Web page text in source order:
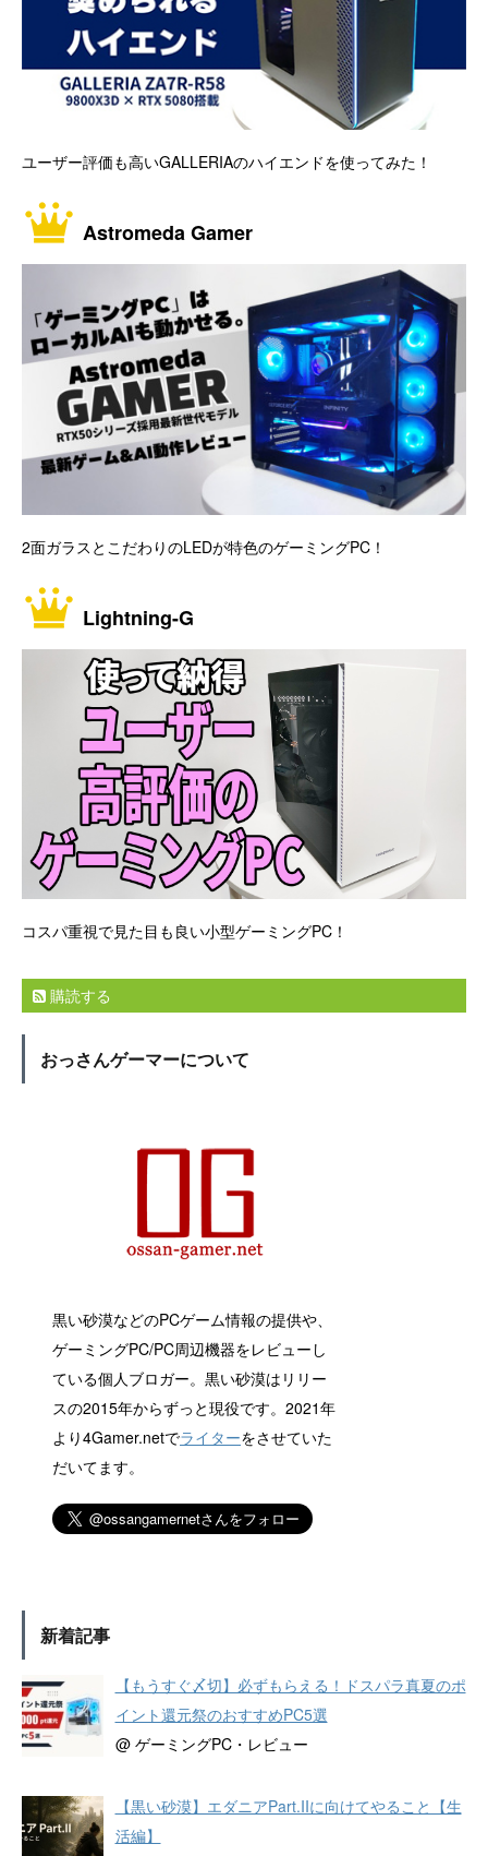
ユーザー評価も高いGALLERIAのハイエンドを使ってみた！
Astromeda Gamer
2面ガラスとこだわりのLEDが特色のゲーミングPC！
Lightning-G
コスパ重視で見た目も良い小型ゲーミングPC！
購読する
おっさんゲーマーについて
黒い砂漠などのPCゲーム情報の提供や、
ゲーミングPC/PC周辺機器をレビューし
ている個人ブロガー。黒い砂漠はリリー
スの2015年からずっと現役です。2021年
より4Gamer.netでライターをさせていた
だいてます。
新着記事
【もうすぐ〆切】必ずもらえる！ドスパラ真夏のポ
イント還元祭のおすすめPC5選
@ ゲーミングPC・レビュー
【黒い砂漠】エダニアPart.IIに向けてやること【生
活編】